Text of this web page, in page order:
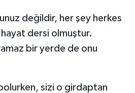
değildir, her şey herkes
hayat dersi olmuştur.
bir yerde de onu
sizi o girdaptan